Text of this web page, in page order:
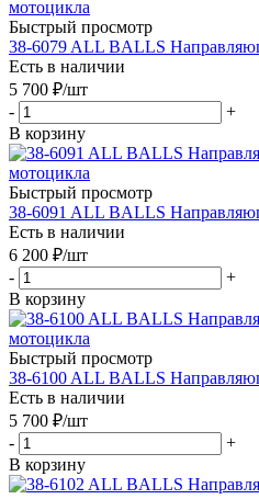
Быстрый просмотр
38-6079 ALL BALLS
Есть в наличии
5 700 ₽/шт
-
+
В корзину
Быстрый просмотр
38-6091 ALL BALLS
Есть в наличии
6 200 ₽/шт
-
+
В корзину
Быстрый просмотр
38-6100 ALL BALLS
Есть в наличии
5 700 ₽/шт
-
+
В корзину